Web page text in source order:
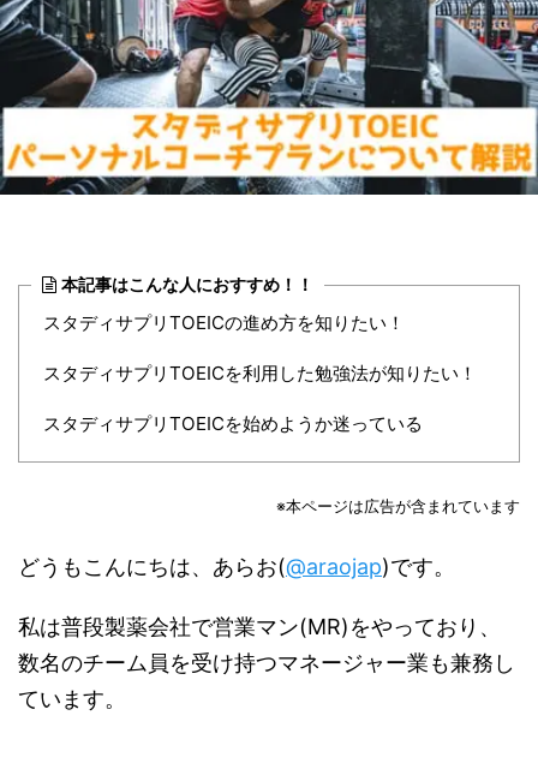
本記事はこんな人におすすめ！！
スタディサプリTOEICの進め方を知りたい！
スタディサプリTOEICを利用した勉強法が知りたい！
スタディサプリTOEICを始めようか迷っている
※本ページは広告が含まれています
どうもこんにちは、あらお(@araojap)です。
私は普段製薬会社で営業マン(MR)をやっており、
数名のチーム員を受け持つマネージャー業も兼務し
ています。